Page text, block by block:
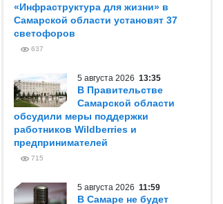
«Инфраструктура для жизни» в
Самарской области установят 37
светофоров
637
5 августа 2026 13:35
В Правительстве
Самарской области
обсудили меры поддержки
работников Wildberries и
предпринимателей
715
5 августа 2026 11:59
В Самаре не будет